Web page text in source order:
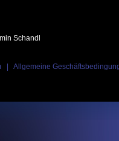
Schandl
Allgemeine